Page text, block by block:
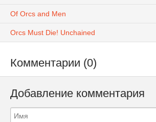
Of Orcs and Men
Orcs Must Die! Unchained
Комментарии (0)
Добавление комментария